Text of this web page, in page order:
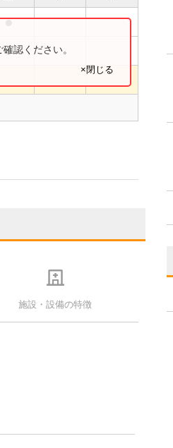
●
●認ください。
×閉じる
施設・設備の特徴